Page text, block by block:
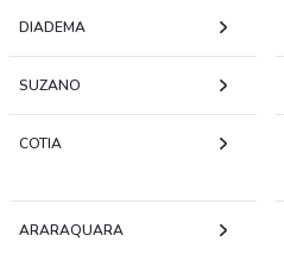
DIADEMA
SUZANO
COTIA
ARARAQUARA